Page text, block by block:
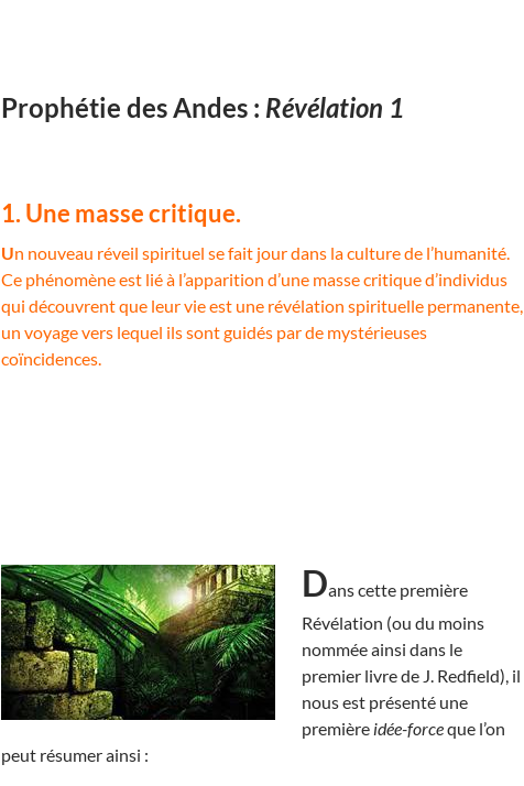
Prophétie des Andes : Révélation 1
1. Une masse critique.
Un nouveau réveil spirituel se fait jour dans la culture de l’humanité.
Ce phénomène est lié à l’apparition d’une masse critique d’individus
qui découvrent que leur vie est une révélation spirituelle permanente,
un voyage vers lequel ils sont guidés par de mystérieuses
coïncidences.
Dans cette première
Révélation (ou du moins
nommée ainsi dans le
premier livre de J. Redfield), il
nous est présenté une
première idée-forceque l’on
peut résumer ainsi :